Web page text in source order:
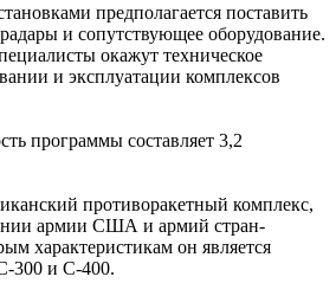
предполагается поставить
и сопутствующее оборудование.
окажут техническое
и эксплуатации комплексов
программы составляет 3,2
противоракетный комплекс,
армии США и армий стран-
характеристикам он является
300 и С-400.